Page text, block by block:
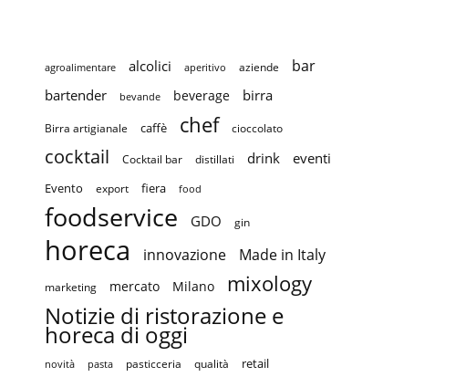
agroalimentare alcolici aperitivo aziende bar
bartender bevande beverage birra
Birra artigianale caffè chef cioccolato
cocktail Cocktail bar distillati drink eventi
Evento export fiera food
foodservice GDO gin
horeca innovazione Made in Italy
marketing mercato Milano mixology
Notizie di ristorazione e
horeca di oggi
novità pasta pasticceria qualità retail